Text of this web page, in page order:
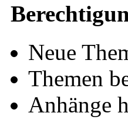
Neue
Themen
Anhänge